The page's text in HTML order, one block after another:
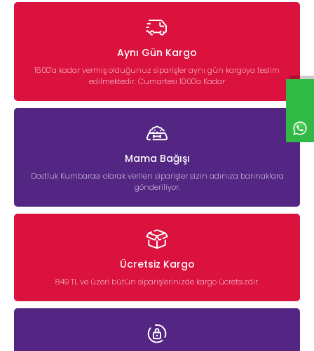
Aynı Gün Kargo
16:00’a kadar vermiş olduğunuz siparişler aynı gün kargoya teslim
edilmektedir. Cumartesi 10:00'a Kadar
Mama Bağışı
Dostluk Kumbarası olarak verilen siparişler sizin adınıza barınaklara
gönderiliyor.
Ücretsiz Kargo
849 TL ve üzeri bütün siparişlerinizde kargo ücretsizdir.